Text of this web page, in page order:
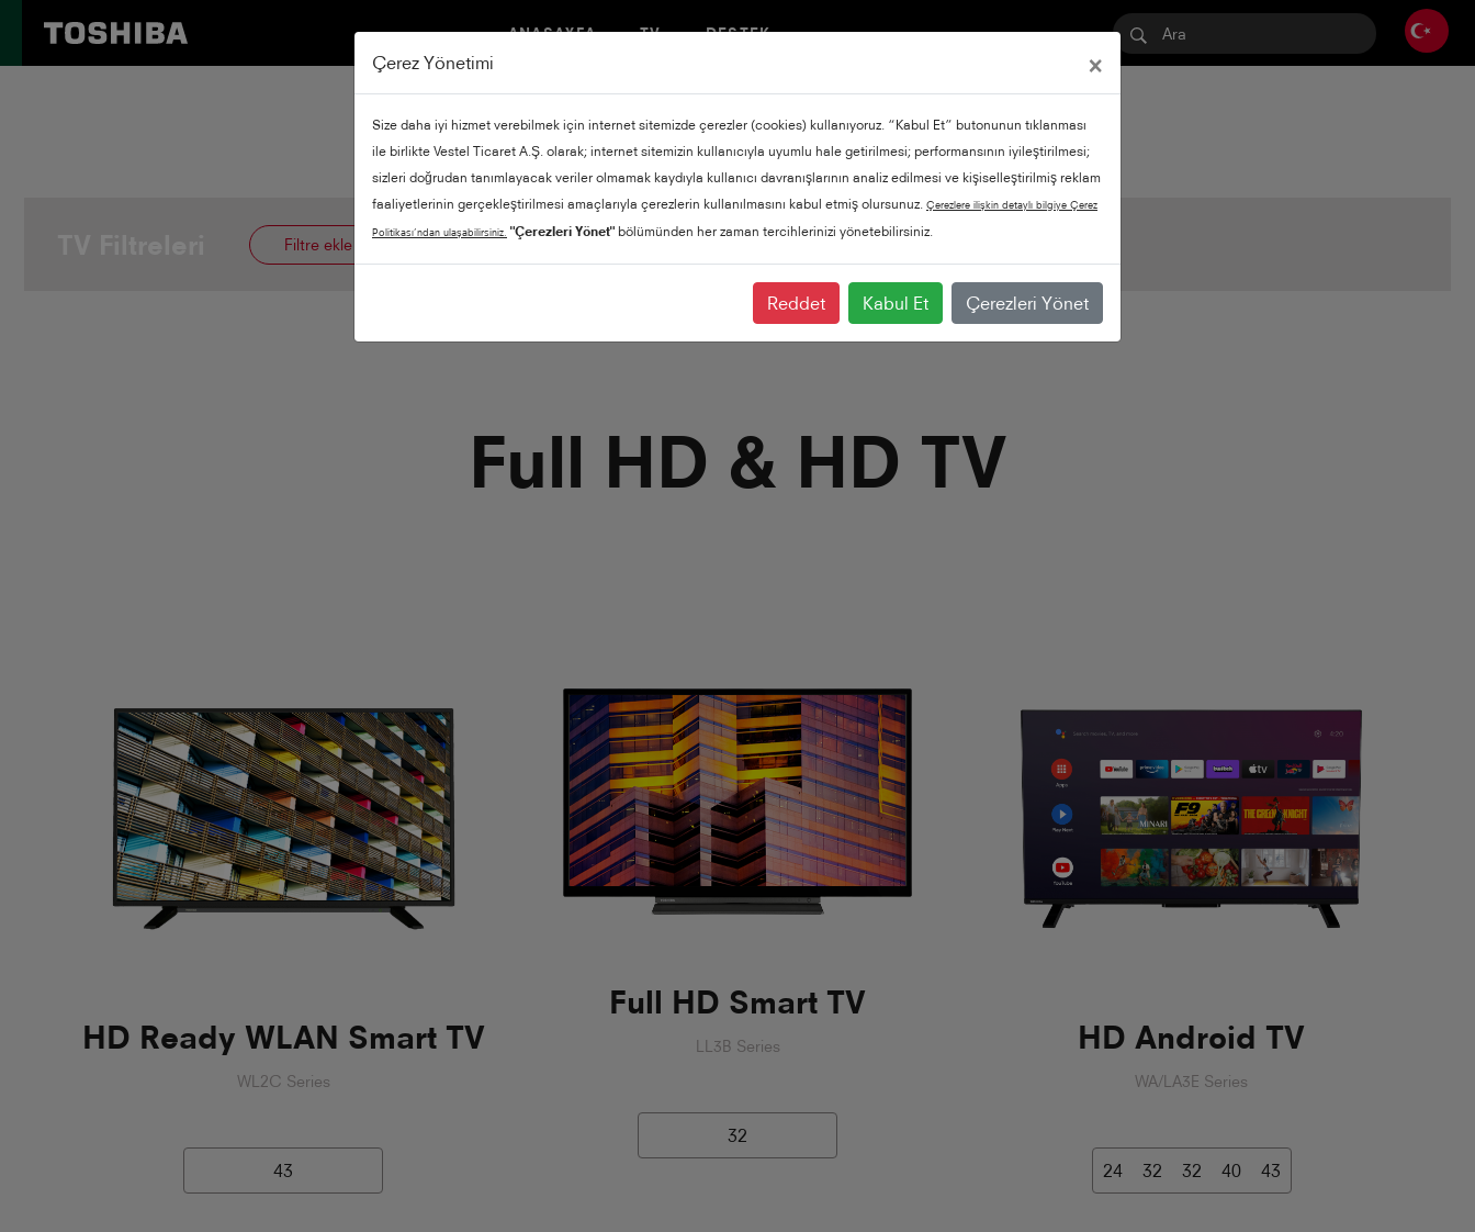
ANASAYFA TV DESTEK
Filtre ekle
Full HD & HD TV
HD Ready WLAN Smart TV
WL2C Series
43
Full HD Smart TV
LL3B Series
32
HD Android TV
WA/LA3E Series
24 32 32 40 43
Çerez Yönetimi ×
Size daha iyi hizmet verebilmek için internet sitemizde çerezler (cookies) kullanıyoruz. “Kabul Et” butonunun tıklanması
ile birlikte Vestel Ticaret A.Ş. olarak; internet sitemizin kullanıcıyla uyumlu hale getirilmesi; performansının iyileştirilmesi;
sizleri doğrudan tanımlayacak veriler olmamak kaydıyla kullanıcı davranışlarının analiz edilmesi ve kişiselleştirilmiş reklam
faaliyetlerinin gerçekleştirilmesi amaçlarıyla çerezlerin kullanılmasını kabul etmiş olursunuz. Çerezlere ilişkin detaylı bilgiye Çerez
Politikası’ndan ulaşabilirsiniz. "Çerezleri Yönet" bölümünden her zaman tercihlerinizi yönetebilirsiniz.
Reddet Kabul Et Çerezleri Yönet